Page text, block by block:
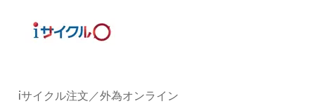
iサイクル注文／外為オンライン